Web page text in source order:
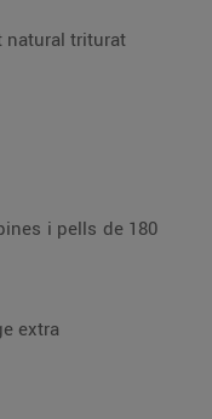
natural triturat
i pells de 180
extra